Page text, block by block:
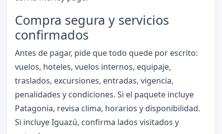
Compra segura y servicios
confirmados
Antes de pagar, pide que todo quede por escrito:
vuelos, hoteles, vuelos internos, equipaje,
traslados, excursiones, entradas, vigencia,
penalidades y condiciones. Si el paquete incluye
Patagonia, revisa clima, horarios y disponibilidad.
Si incluye Iguazú, confirma lados visitados y